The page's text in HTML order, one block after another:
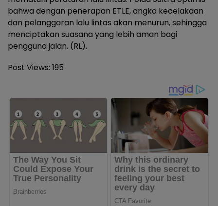
bahwa dengan penerapan ETLE, angka kecelakaan
dan pelanggaran lalu lintas akan menurun, sehingga
menciptakan suasana yang lebih aman bagi
pengguna jalan. (RL).
Post Views: 195